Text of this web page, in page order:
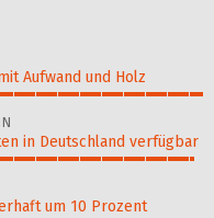
Aufwand und Holz
in Deutschland verfügbar
um 10 Prozent